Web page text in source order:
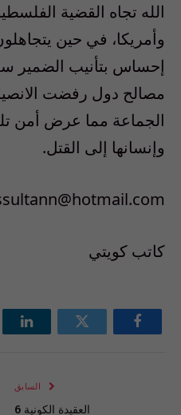
الله تجاه القضية
وأمريكا، في حين
إحساس بتأنيب الضمير
مصالح دول رفضت
الجماعة مما عرض أمن
وإنسانها إلى القتل.
كاتب كويتي
فيسبوك تويتر
السابق
العقيدة الكونية 6